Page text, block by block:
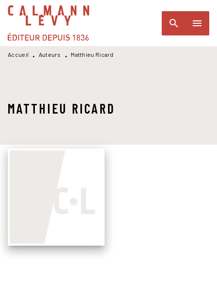
MENU RECHERCHE
PIED DE PAGE
search menu
Accueil • Auteurs • Matthieu Ricard
MATTHIEU RICARD